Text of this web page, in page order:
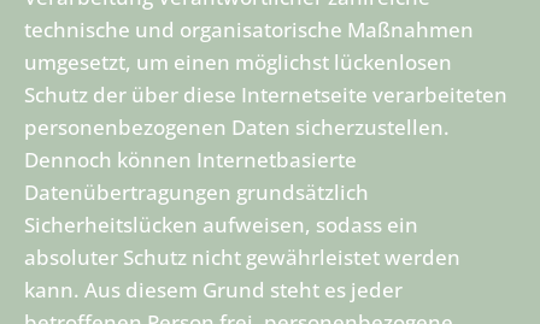
technische und organisatorische Maßnahmen
umgesetzt, um einen möglichst lückenlosen
Schutz der über diese Internetseite verarbeiteten
personenbezogenen Daten sicherzustellen.
Dennoch können Internetbasierte
Datenübertragungen grundsätzlich
Sicherheitslücken aufweisen, sodass ein
absoluter Schutz nicht gewährleistet werden
kann. Aus diesem Grund steht es jeder